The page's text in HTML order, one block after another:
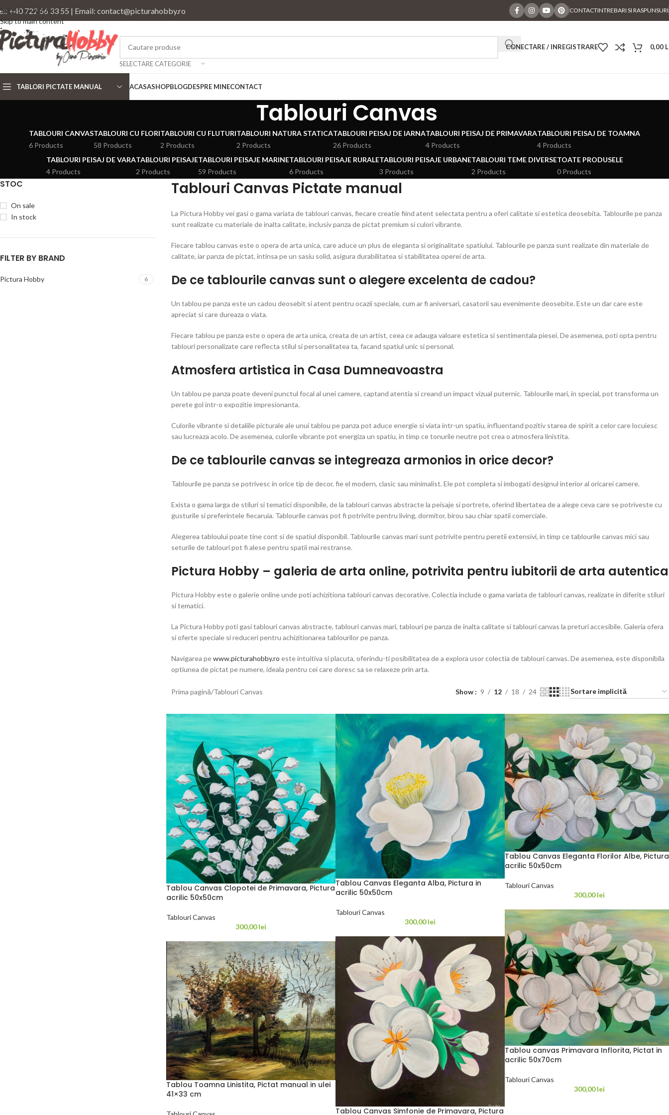
Skip to navigation
Skip to main content
+40 722 66 33 55 | Email: contact@picturahobby.ro CONTACTINTREBARI SI RASPUNSURI
SELECTARE CATEGORIE
CONECTARE / INREGISTRARE 0,00
TABLORI PICTATE MANUAL ACASASHOPBLOGDESPRE MINECONTACT
Tablouri Canvas
TABLOURI CANVAS
6 Products
TABLOURI CU FLORI
58 Products
TABLOURI CU FLUTURI
2 Products
TABLOURI NATURA STATICA
2 Products
TABLOURI PEISAJ DE IARNA
26 Products
TABLOURI PEISAJ DE PRIMAVARA
4 Products
TABLOURI PEISAJ DE TOAMNA
4 Products
TABLOURI PEISAJ DE VARA
4 Products
TABLOURI PEISAJE
2 Products
TABLOURI PEISAJE MARINE
59 Products
TABLOURI PEISAJE RURALE
6 Products
TABLOURI PEISAJE URBANE
3 Products
TABLOURI TEME DIVERSE
2 Products
TOATE PRODUSELE
0 Products
STOC
On sale
In stock
FILTER BY BRAND
Pictura Hobby 6
Tablouri Canvas Pictate manual
La Pictura Hobby vei gasi o gama variata de tablouri canvas, fiecare creatie fiind atent selectata pentru a oferi calitate si estetica deosebita. Tablourile pe panza
sunt realizate cu materiale de inalta calitate, inclusiv panza de pictat premium si culori vibrante.
Fiecare tablou canvas este o opera de arta unica, care aduce un plus de eleganta si originalitate spatiului. Tablourile pe panza sunt realizate din materiale de
calitate, iar panza de pictat, intinsa pe un sasiu solid, asigura durabilitatea si stabilitatea operei de arta.
De ce tablourile canvas sunt o alegere excelenta de cadou?
Un tablou pe panza este un cadou deosebit si atent pentru ocazii speciale, cum ar fi aniversari, casatorii sau evenimente deosebite. Este un dar care este
apreciat si care dureaza o viata.
Fiecare tablou pe panza este o opera de arta unica, creata de un artist, ceea ce adauga valoare estetica si sentimentala piesei. De asemenea, poti opta pentru
tablouri personalizate care reflecta stilul si personalitatea ta, facand spatiul unic si personal.
Atmosfera artistica in Casa Dumneavoastra
Un tablou pe panza poate deveni punctul focal al unei camere, captand atentia si creand un impact vizual puternic. Tablourile mari, in special, pot transforma un
perete gol intr-o expozitie impresionanta.
Culorile vibrante si detaliile picturale ale unui tablou pe panza pot aduce energie si viata intr-un spatiu, influentand pozitiv starea de spirit a celor care locuiesc
sau lucreaza acolo. De asemenea, culorile vibrante pot energiza un spatiu, in timp ce tonurile neutre pot crea o atmosfera linistita.
De ce tablourile canvas se integreaza armonios in orice decor?
Tablourile pe panza se potrivesc in orice tip de decor, fie el modern, clasic sau minimalist. Ele pot completa si imbogati designul interior al oricarei camere.
Exista o gama larga de stiluri si tematici disponibile, de la tablouri canvas abstracte la peisaje si portrete, oferind libertatea de a alege ceva care se potriveste cu
gusturile si preferintele fiecaruia. Tablourile canvas pot fi potrivite pentru living, dormitor, birou sau chiar spatii comerciale.
Alegerea tabloului poate tine cont si de spatiul disponibil. Tablourile canvas mari sunt potrivite pentru peretii extensivi, in timp ce tablourile canvas mici sau
seturile de tablouri pot fi alese pentru spatii mai restranse.
Pictura Hobby – galeria de arta online, potrivita pentru iubitorii de arta autentica
Pictura Hobby este o galerie online unde poti achizitiona tablouri canvas decorative. Colectia include o gama variata de tablouri canvas, realizate in diferite stiluri
si tematici.
La Pictura Hobby poti gasi tablouri canvas abstracte, tablouri canvas mari, tablouri pe panza de inalta calitate si tablouri canvas la preturi accesibile. Galeria ofera
si oferte speciale si reduceri pentru achizitionarea tablourilor pe panza.
Navigarea pewww.picturahobby.ro este intuitiva si placuta, oferindu-ti posibilitatea de a explora usor colectia de tablouri canvas. De asemenea, este disponibila
optiunea de pictat pe numere, ideala pentru cei care doresc sa se relaxeze prin arta.
Prima pagină Tablouri Canvas Show 9 12 18 24
Tablou Canvas Clopotei de Primavara, Pictura
acrilic 50x50cm
Tablouri Canvas
300,00lei
Tablou Canvas Eleganta Alba, Pictura in
acrilic 50x50cm
Tablouri Canvas
300,00lei
Tablou Canvas Eleganta Florilor Albe, Pictura
acrilic 50x50cm
Tablouri Canvas
300,00lei
Tablou canvas Primavara Inflorita, Pictat in
acrilic 50x70cm
Tablouri Canvas
300,00lei
Tablou Canvas Simfonie de Primavara, Pictura
Tablou Toamna Linistita, Pictat manual in ulei
41×33 cm